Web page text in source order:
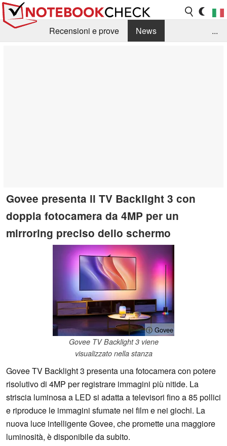
Recensioni e prove
News
...
Govee presenta il TV Backlight 3 con
doppia fotocamera da 4MP per un
mirroring preciso dello schermo
ⓘ Govee
Govee TV Backlight 3 viene
visualizzato nella stanza
Govee TV Backlight 3 presenta una fotocamera con potere
risolutivo di 4MP per registrare immagini più nitide. La
striscia luminosa a LED si adatta a televisori fino a 85 pollici
e riproduce le immagini sfumate nei film e nei giochi. La
nuova luce intelligente Govee, che promette una maggiore
luminosità, è disponibile da subito.